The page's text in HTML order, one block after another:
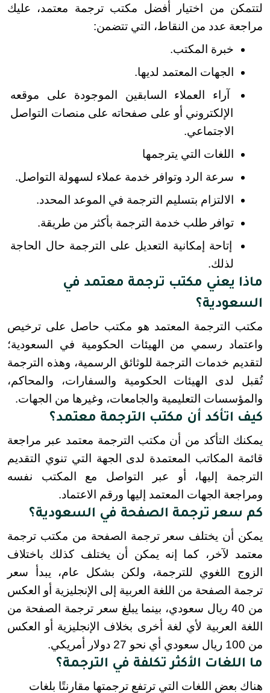
مراجعة عدد من النقاط، التي تتضمن:
خبرة المكتب.
الجهات المعتمد لديها.
الاجتماعي.
اللغات التي يترجمها
سرعة الرد وتوافر خدمة عملاء لسهولة التواصل.
الالتزام بتسليم الترجمة في الموعد المحدد.
توافر طلب خدمة الترجمة بأكثر من طريقة.
لذلك.
ماذا يعني مكتب ترجمة معتمد في
السعودية؟
والمؤسسات التعليمية والجامعات، وغيرها من الجهات.
كيف اتأكد أن مكتب الترجمة معتمد؟
ومراجعة الجهات المعتمد إليها ورقم الاعتماد.
كم سعر ترجمة الصفحة في السعودية؟
من 100 ريال سعودي أي نحو 27 دولار أمريكي.
ما اللغات الأكثر تكلفة في الترجمة؟
هناك بعض اللغات التي ترتفع ترجمتها مقارنتًا بلغات